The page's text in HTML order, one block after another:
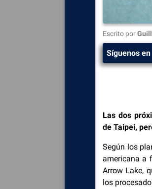
Escrito por
Síguenos en
Las dos
de Taipei,
Según los
americana a
Arrow Lake,
los